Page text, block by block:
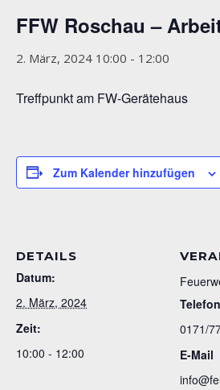
FFW Roschau –
2. März, 2024 10:00 - 12:00
Treffpunkt am FW-Gerätehaus
Zum Kalender hinzufügen
DETAILS
Datum:
2. März, 2024
Zeit:
10:00 - 12:00
Telefon
0171/
E-Mail